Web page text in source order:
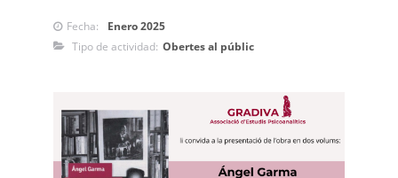
Fecha:
Enero 2025
Tipo de actividad: Obertes al públic